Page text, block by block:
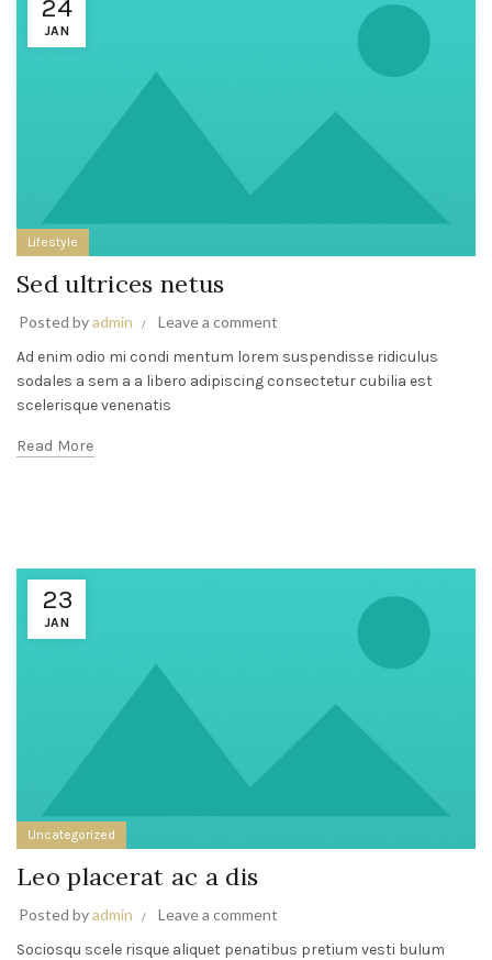
24
JAN
Lifestyle
Sed ultrices netus
Posted byadmin
Leave a comment
Ad enim odio mi condi mentum lorem suspendisse ridiculus
sodales a sem a a libero adipiscing consectetur cubilia est
scelerisque venenatis
Read More
23
JAN
Uncategorized
Leo placerat ac a dis
Posted byadmin
Leave a comment
Sociosqu scele risque aliquet penatibus pretium vesti bulum